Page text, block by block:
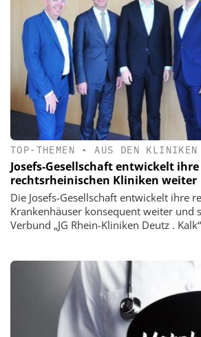
TOP-THEMEN •AUS DEN KLINIKEN
Josefs-Gesellschaft entwickelt ihre
rechtsrheinischen Kliniken weiter
Die Josefs-Gesellschaft entwickelt ihre
Krankenhäuser konsequent weiter und
Verbund „JG Rhein-Kliniken Deutz .